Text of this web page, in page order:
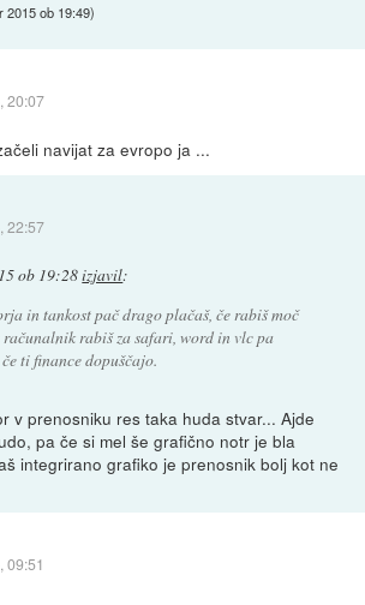
2015 ob 19:49)
20:07
navijat za evropo ja ...
22:57
ob 19:28izjavil:
in tankost pač drago plačaš, če rabiš moč
računalnik rabiš za safari, word in vlc pa
ti finance dopuščajo.
v prenosniku res taka huda stvar... Ajde
pa če si mel še grafično notr je bla
integrirano grafiko je prenosnik bolj kot ne
09:51